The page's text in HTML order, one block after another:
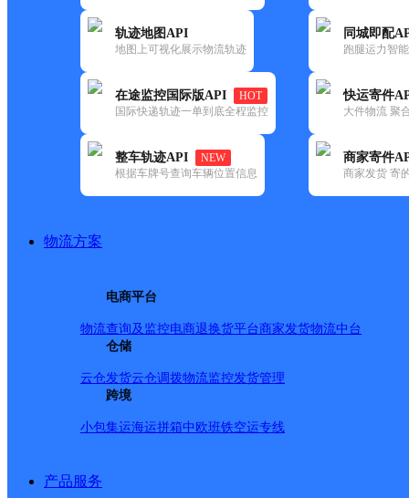
轨迹地图API
地图上可视化展示物流轨迹
在途监控国际版API
HOT
国际快递轨迹一单到底全程监控
整车轨迹API
NEW
根据车牌号查询车辆位置信息
同城即配
跑腿运力智
快运寄件
大件物流 聚
商家寄件
商家发货 寄
物流方案
电商平台
物流查询及监控电商退换货平台商家发货物流中台
仓储
云仓发货云仓调拨物流监控发货管理
跨境
小包集运海运拼箱中欧班铁空运专线
产品服务
优速
UH厦门同安西柯黄金
更新时间：2022-07-12 00:00:00
所属快递：优速快递
所属区域：福建省-厦门市-同安区
网点地址：厦门市同安区新民镇湖安社区后垵里66号
网点负责人：